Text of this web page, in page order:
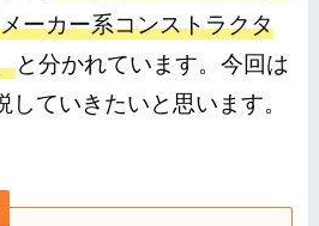
ーカー系コンストラクタ
と分かれています。今回は
していきたいと思います。